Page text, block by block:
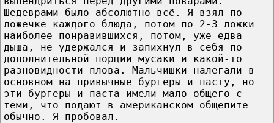
Шедеврами было абсолютно всё. Я взял по
ложечке каждого блюда, потом по 2-3 ложки
наиболее понравившихся, потом, уже едва
дыша, не удержался и запихнул в себя по
дополнительной порции мусаки и какой-то
разновидности плова. Мальчишки налегали в
основном на привычные бургеры и пасту, но
эти бургеры и паста имели мало общего с
теми, что подают в американском общепите
обычно. Я пробовал.